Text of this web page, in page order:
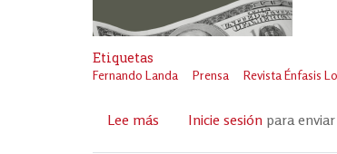
Etiquetas
Fernando Landa Prensa Revista Énfasis
Lee más sobreInicie sesión para